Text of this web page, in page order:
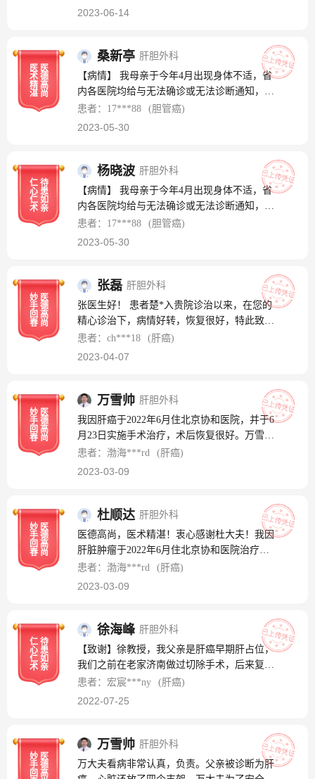
2023-06-14
医
术
精
湛
医
德
高
尚
桑新亭 肝胆外科
【病情】 我母亲于今年4月出现身体不适，省
内各医院均给与无法确诊或无法诊断通知，短
短半个月时间，我母亲身体状态的每况愈下；
病情发展速度之快、以及不确定性，令全家几
及人文的关怀，让我母亲在这段期间免于疾病
困苦;，不厌其烦地协助我们处理突发情况，昼
夜不停地为我母亲制定诊疗方案。这期间，医
查，细心叮嘱我们平日的注意事项， 【服务】
现母亲已经出院，在这之前，专家团队还建立
嘱注意事项，细心和贴心令我们倍感宽慰。也
许以上只是贵科工作日常，但对于敏感脆弱的
家庭来说都是黑暗中的一丝丝光亮！ 【致谢】
感恩各位崇高的医德，精湛的技术，带给我们
全家生的希望！给了我们莫大的鼓励！激动之
情无以言表。在母亲短暂辛劳的一生中，始终
科接收到的善意播撒出去，并再次表达感激之
情。偶尔治愈、常常帮助、总是安慰，我们深
受命运是无常的，医学是进步的，共情是需要
边界的，衷心希望更多患者可以得到治愈；
患者：17***88 (胆管癌)
2023-05-30
仁
心
仁
术
待
患
如
亲
杨晓波 肝胆外科
【病情】 我母亲于今年4月出现身体不适，省
内各医院均给与无法确诊或无法诊断通知，短
短半个月时间，我母亲身体状态的每况愈下；
病情发展速度之快、以及不确定性，令全家几
专业的诊疗及人文的关怀，让我母亲在这段期
间免于疾病困苦;感谢杨晓波医生，不厌其烦地
协助我们处理突发情况，昼夜不停地为我母亲
为我母亲进行一次又一次检查，细心叮嘱我们
平日的注意事项，杨晓波医生每日定点查房3
9个多小时，好在功夫不负有心人，母亲已病
近两月，手术很成功！也庆幸在各位的帮助
下，病理报告结果超出预期！万分之一的概率
被我们遇上！ 【服务】 现母亲已经出院，在
这之前，专家团队还建立了医患群，后续询问
母亲的恢复情况，反复叮嘱注意事项，细心和
的一丝丝光亮！ 【致谢】 感恩崇高的医德，
精湛的技术，带给我们全家生的希望！给了我
们莫大的鼓励！激动之情无以言表。
患者：17***88 (胆管癌)
2023-05-30
妙
手
回
春
医
德
高
尚
张磊 肝胆外科
张医生好！ 患者楚*入贵院诊治以来，在您的
精心诊治下，病情好转，恢复很好，特此致
谢！祝张医生工作顺利！祝贵院越来越好！ 谢
患者：ch***18 (肝癌)
2023-04-07
妙
手
回
春
医
德
高
尚
万雪帅 肝胆外科
我因肝癌于2022年6月住北京协和医院，并于6
月23日实施手术治疗，术后恢复很好。万雪帅
大夫医术精湛，医德高尚；工作深入细致，精
益求精；对患者和蔼可亲、无微不至，是一位
患者：渤海***rd (肝癌)
2023-03-09
妙
手
回
春
医
德
高
尚
杜顺达 肝胆外科
医德高尚，医术精湛！衷心感谢杜大夫！我因
肝脏肿瘤于2022年6月住北京协和医院治疗。
同年6月23日，杜大夫为我做了肿瘤切除手
术，手术干净彻底，术后恢复很好，后于2022
患者：渤海***rd (肝癌)
2023-03-09
仁
心
仁
术
待
患
如
亲
徐海峰 肝胆外科
【致谢】徐教授，我父亲是肝癌早期肝占位，
我们之前在老家济南做过切除手术，后来复发
了，所以，想着北京协和医院是治疗癌症的天
花板，所以就约了徐教授看诊，第一次看的时
患者：宏宸***ny (肝癌)
2022-07-25
妙
手
回
医
德
高
万雪帅 肝胆外科
万大夫看病非常认真，负责。父亲被诊断为肝